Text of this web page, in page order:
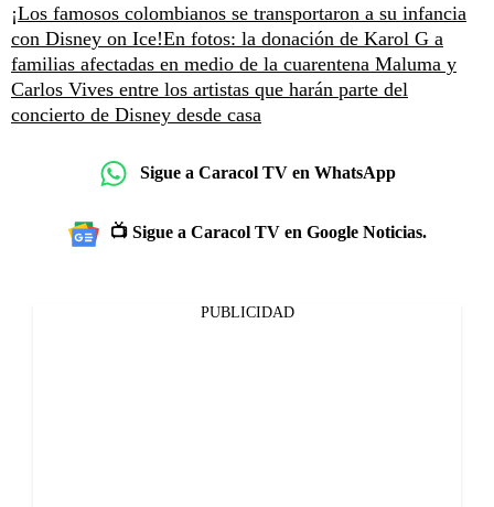
¡Los famosos colombianos se transportaron a su infancia
con Disney on Ice!En fotos: la donación de Karol G a
familias afectadas en medio de la cuarentena Maluma y
Carlos Vives entre los artistas que harán parte del
concierto de Disney desde casa
Sigue a Caracol TV en WhatsApp
📺 Sigue a Caracol TV en Google Noticias.
PUBLICIDAD